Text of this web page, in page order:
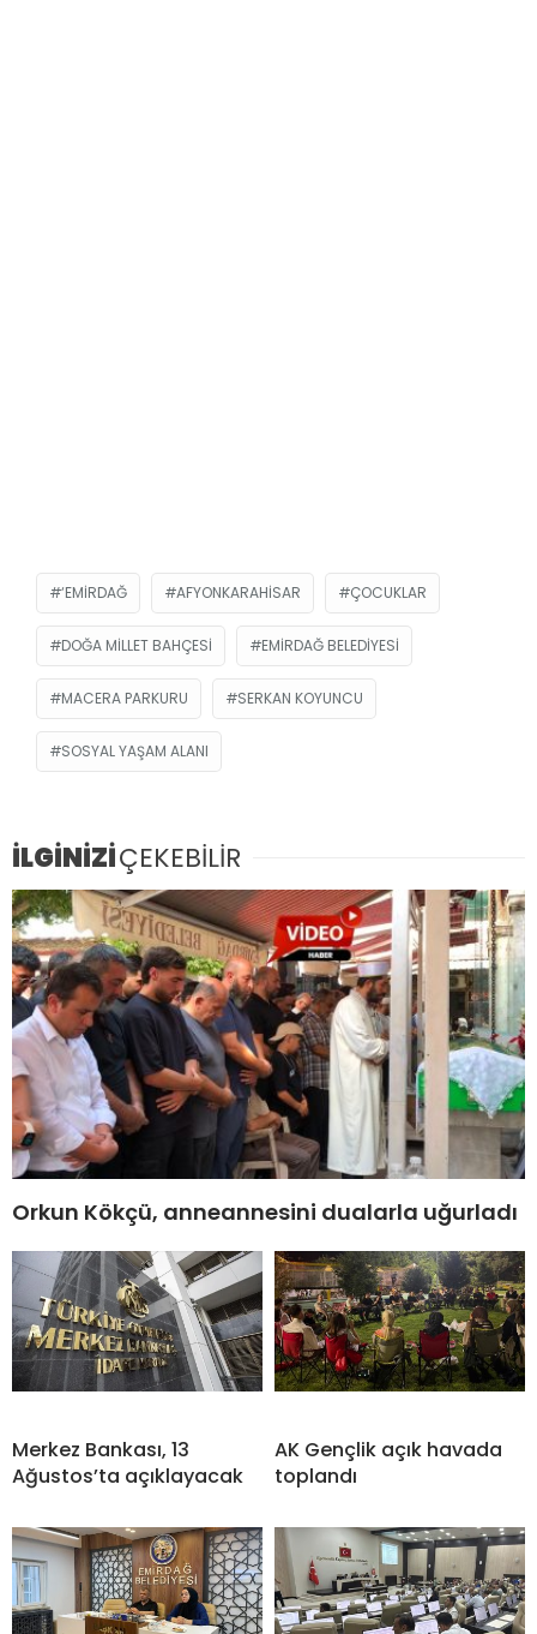
‘EMIRDAĞ AFYONKARAHISAR ÇOCUKLAR
DOĞA MILLET BAHÇESI EMIRDAĞ BELEDIYESI
MACERA PARKURU SERKAN KOYUNCU
SOSYAL YAŞAM ALANI
İLGİNİZİÇEKEBİLİR
Orkun Kökçü, anneannesini dualarla uğurladı
Merkez Bankası, 13
Ağustos’ta açıklayacak
AK Gençlik açık havada
toplandı